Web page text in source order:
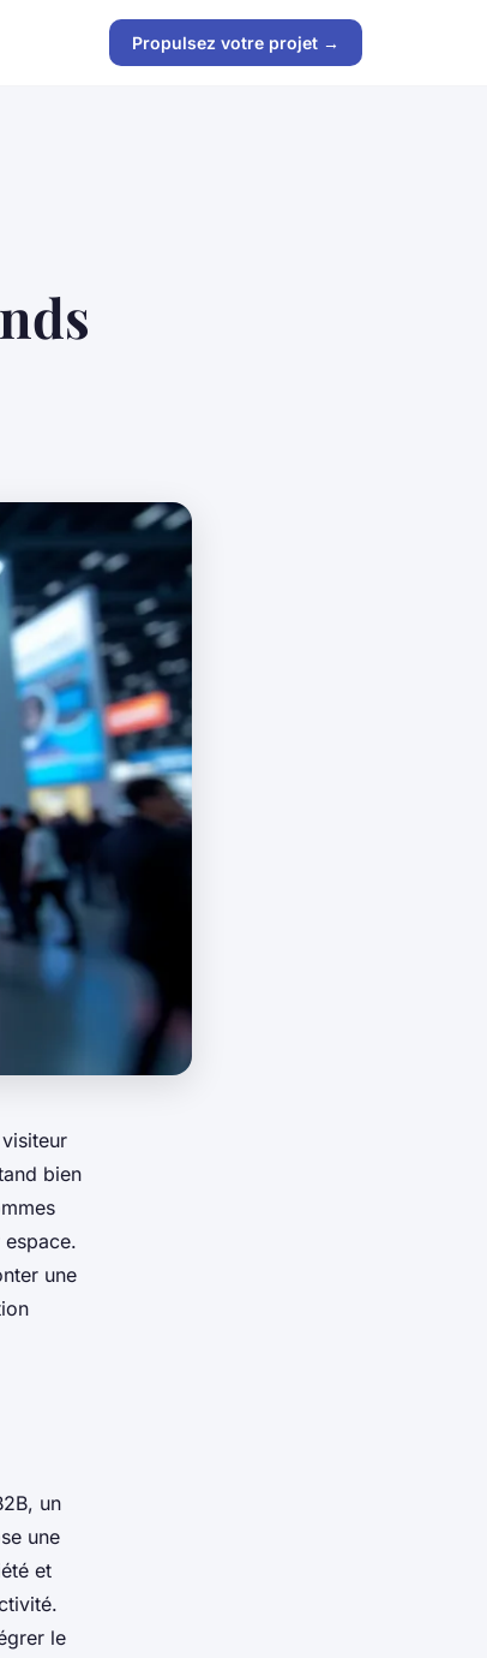
Propulsez votre projet →
bien
espace.
une
un
une
et
le